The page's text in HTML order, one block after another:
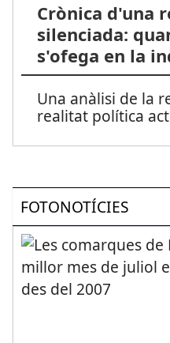
Crònica d'una
silenciada:
s'ofega en la
Una anàlisi de la
realitat política
FOTONOTÍCIES